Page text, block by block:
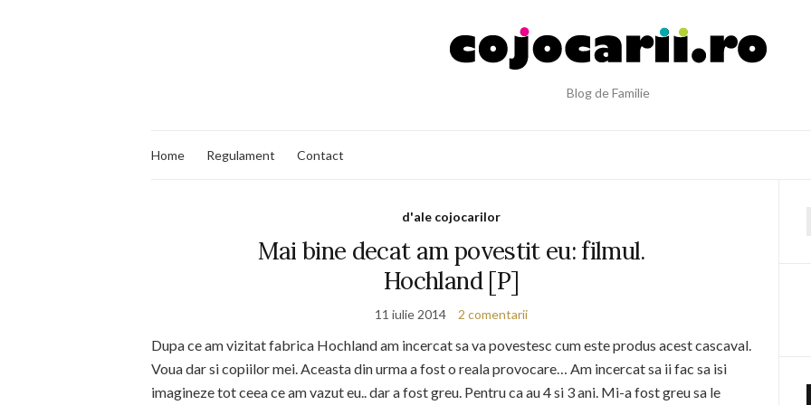
Blog de Familie
Home Regulament Contact
d'ale cojocarilor
Mai bine decat am povestit eu: filmul.
Hochland [P]
11 iulie 2014 2 comentarii
Dupa ce am vizitat fabrica Hochland am incercat sa va povestesc cum este produs acest cascaval.
Voua dar si copiilor mei. Aceasta din urma a fost o reala provocare… Am incercat sa ii fac sa isi
imagineze tot ceea ce am vazut eu.. dar a fost greu. Pentru ca au 4 si 3 ani. Mi-a fost greu sa le